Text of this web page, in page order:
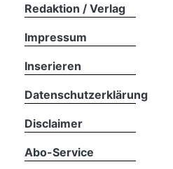
App
Redaktion / Verlag
Impressum
Inserieren
Datenschutzerklärung
Disclaimer
Abo-Service